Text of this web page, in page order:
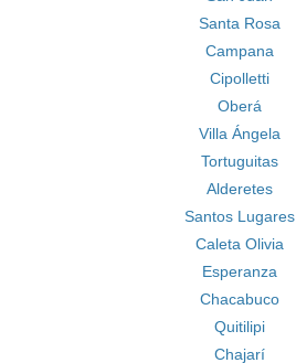
Santa Rosa
Campana
Cipolletti
Oberá
Villa Ángela
Tortuguitas
Alderetes
Santos Lugares
Caleta Olivia
Esperanza
Chacabuco
Quitilipi
Chajarí